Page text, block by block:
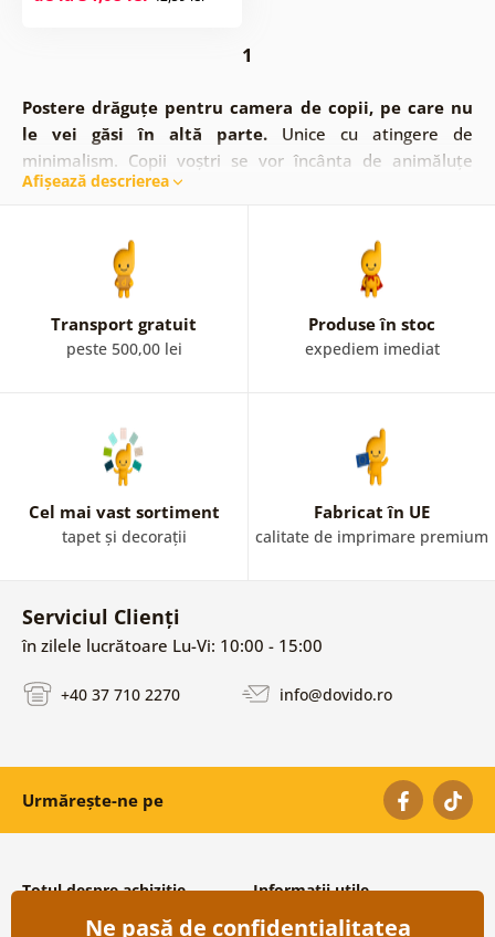
1
Postere drăguțe pentru camera de copii, pe care nu
le vei găsi în altă parte. Unice cu atingere de
minimalism. Copii voștri se vor încânta de animăluțe
visătoare. Un decor elegant în design frumos, care va
și pe dvs.. Posterele minimaliste cu animale pot fi
plasate în camera studenților sau dormitorul - de
exemplu posterul cu leul sau tigru visător. Datorită
designului același puteți crea cu ușurință o colecție de
animăluțe visătoare.
Disponibile și ca tablouri.Vor
Afișează descrierea
Transport gratuit
peste 500,00 lei
Produse în stoc
expediem imediat
Cel mai vast sortiment
tapet și decorații
Fabricat în UE
calitate de imprimare premium
Serviciul Clienți
în zilele lucrătoare Lu-Vi: 10:00 - 15:00
+40 37 710 2270 info@dovido.ro
Urmărește-ne pe
Totul despre achiziție
Condiții și termeni generali
Informații utile
Despre noi
Ne pasă de confidențialitatea